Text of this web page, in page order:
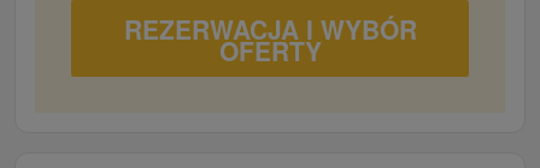
REZERWACJA I WYBÓR
OFERTY